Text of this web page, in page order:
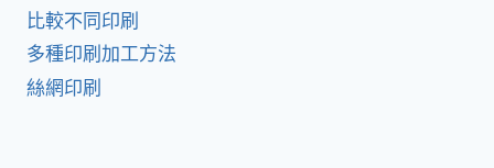
比較不同印刷
多種印刷加工方法
絲網印刷